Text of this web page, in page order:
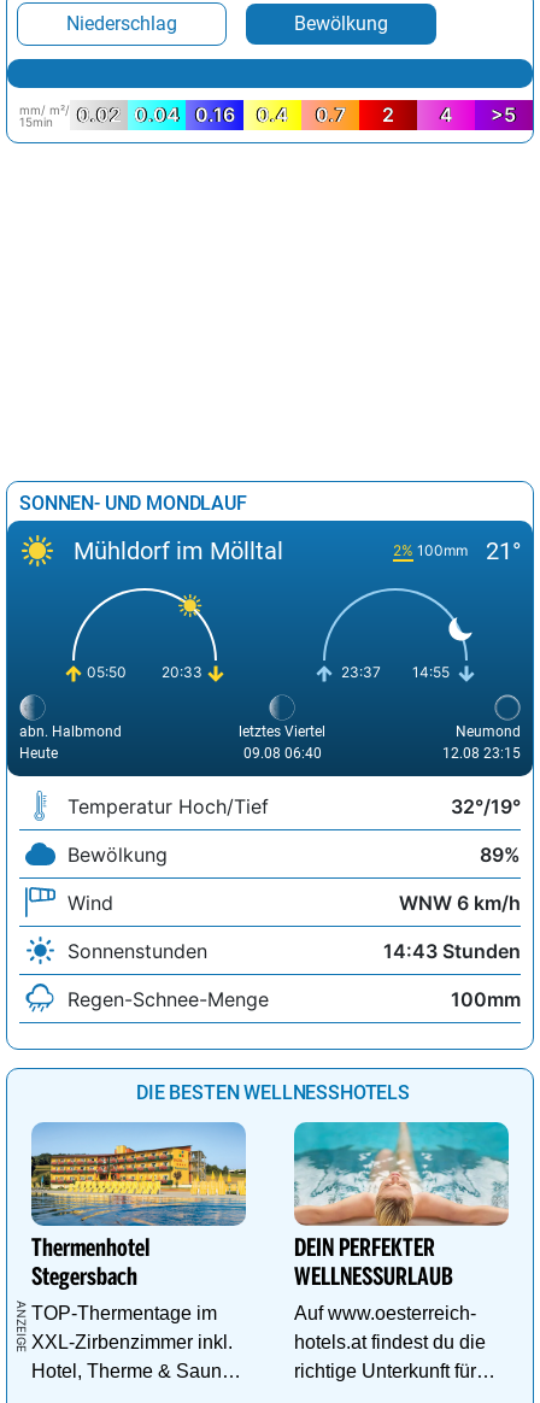
Niederschlag Bewölkung
mm/ m²/
15min
0.02 0.04 0.16 0.4 0.7 2 4 >5
SONNEN- UND MONDLAUF
Mühldorf im Mölltal 2% 100mm 21°
05:50 20:33 23:37 14:55
abn. Halbmond
Heute
letztes Viertel
09.08 06:40
Neumond
12.08 23:15
Temperatur Hoch/Tief
32°/19°
Bewölkung
89%
Wind
WNW 6 km/h
Sonnenstunden
14:43 Stunden
Regen-Schnee-Menge
100mm
DIE BESTEN WELLNESSHOTELS
Thermenhotel
Stegersbach
TOP-Thermentage im
XXL-Zirbenzimmer inkl.
Hotel, Therme & Sauna
DEIN PERFEKTER
WELLNESSURLAUB
Auf www.oesterreich-
hotels.at findest du die
richtige Unterkunft für